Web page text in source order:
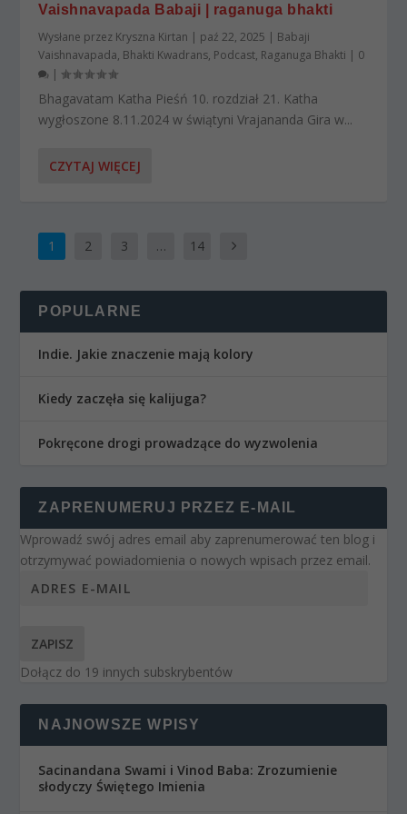
Vaishnavapada Babaji | raganuga bhakti
Wysłane przez Kryszna Kirtan | paź 22, 2025 | Babaji
Vaishnavapada, Bhakti Kwadrans, Podcast, Raganuga Bhakti | 0
|
Bhagavatam Katha Pieśń 10. rozdział 21. Katha
wygłoszone 8.11.2024 w świątyni Vrajananda Gira w...
CZYTAJ WIĘCEJ
1 2 3 … 14
POPULARNE
Indie. Jakie znaczenie mają kolory
Kiedy zaczęła się kalijuga?
Pokręcone drogi prowadzące do wyzwolenia
ZAPRENUMERUJ PRZEZ E-MAIL
Wprowadź swój adres email aby zaprenumerować ten blog i
otrzymywać powiadomienia o nowych wpisach przez email.
ZAPISZ
Dołącz do 19 innych subskrybentów
NAJNOWSZE WPISY
Sacinandana Swami i Vinod Baba: Zrozumienie
słodyczy Świętego Imienia